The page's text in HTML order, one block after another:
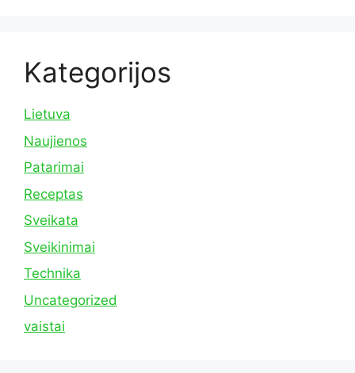
Kategorijos
Lietuva
Naujienos
Patarimai
Receptas
Sveikata
Sveikinimai
Technika
Uncategorized
vaistai